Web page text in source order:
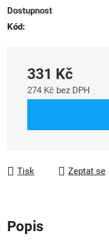
Dostupnost
Kód:
331 Kč
274 Kč bez DPH
Tisk Zeptat se
Popis